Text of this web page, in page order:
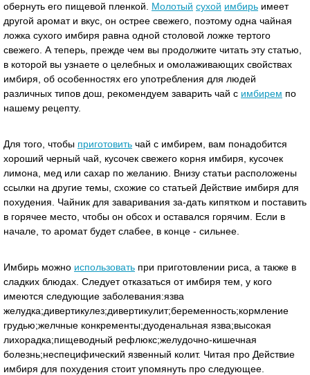
обернуть его пищевой пленкой. Молотый сухой имбирь имеет
другой аромат и вкус, он острее свежего, поэтому одна чайная
ложка сухого имбиря равна одной столовой ложке тертого
свежего. А теперь, прежде чем вы продолжите читать эту статью,
в которой вы узнаете о целебных и омолаживающих свойствах
имбиря, об особенностях его употребления для людей
различных типов дош, рекомендуем заварить чай с имбирем по
нашему рецепту.
Для того, чтобы приготовить чай с имбирем, вам понадобится
хороший черный чай, кусочек свежего корня имбиря, кусочек
лимона, мед или сахар по желанию. Внизу статьи расположены
ссылки на другие темы, схожие со статьей Действие имбиря для
похудения. Чайник для заваривания за-дать кипятком и поставить
в горячее место, чтобы он обсох и оставался горячим. Если в
начале, то аромат будет слабее, в конце - сильнее.
Имбирь можно использовать при приготовлении риса, а также в
сладких блюдах. Следует отказаться от имбиря тем, у кого
имеются следующие заболевания:язва
желудка;дивертикулез;дивертикулит;беременность;кормление
грудью;желчные конкременты;дуоденальная язва;высокая
лихорадка;пищеводный рефлюкс;желудочно-кишечная
болезнь;неспецифический язвенный колит. Читая про Действие
имбиря для похудения стоит упомянуть про следующее.